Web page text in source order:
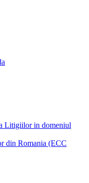
Litigiilor in domeniul
din Romania (ECC